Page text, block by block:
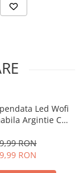
Led Wofi
Argintie Cu
RON
RON